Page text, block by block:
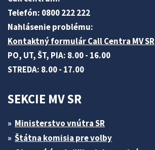
Telefón: 0800 222 222
Nahlásenie problému:
Kontaktný formulár Call Centra MV SR
PO, UT, ŠT, PIA: 8.00 - 16.00
STREDA: 8.00 - 17.00
SEKCIE MV SR
Ministerstvo vnútra SR
Štátna komisia pre volby